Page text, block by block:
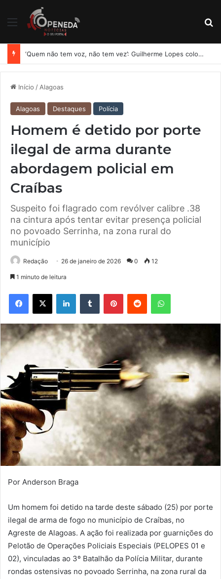
Menu
‘Quem não tem voz, não tem vez’: Guilherme Lopes coloca representação de Penedo no centro da disputa pela ALE
Início / Alagoas
Alagoas Destaques Polícia
Homem é detido por porte
ilegal de arma durante
abordagem policial em
Craíbas
Suspeito foi flagrado com revólver calibre .38
na cintura após tentar evitar presença policial
no povoado Serrinha, na zona rural do
município
Redação 26 de janeiro de 2026 0 12
1 minuto de leitura
Facebook
X LinkedinTumblr PinterestReddit WhatsApp
Por Anderson Braga
Um homem foi detido na tarde deste sábado (25) por porte
ilegal de arma de fogo no município de Craíbas, no
Agreste de Alagoas. A ação foi realizada por guarnições do
Pelotão de Operações Policiais Especiais (PELOPES 01 e
02), vinculadas ao 3º Batalhão da Polícia Militar, durante
rondas ostensivas no povoado Serrinha, na zona rural da